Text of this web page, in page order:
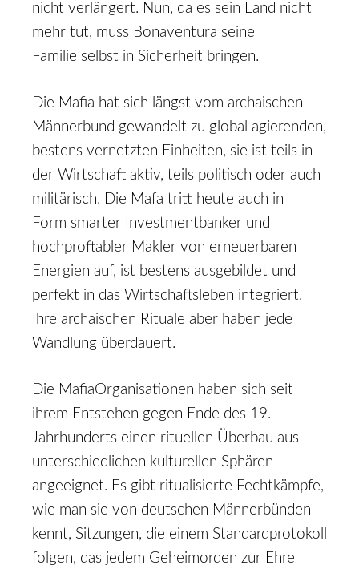
nicht verlängert. Nun, da es sein Land nicht
mehr tut, muss Bonaventura seine
Familie selbst in Sicherheit bringen.
Die Mafia hat sich längst vom archaischen
Männerbund gewandelt zu global agierenden,
bestens vernetzten Einheiten, sie ist teils in
der Wirtschaft aktiv, teils politisch oder auch
militärisch. Die Mafa tritt heute auch in
Form smarter Investmentbanker und
hochproftabler Makler von erneuerbaren
Energien auf, ist bestens ausgebildet und
perfekt in das Wirtschaftsleben integriert.
Ihre archaischen Rituale aber haben jede
Wandlung überdauert.
Die Mafia­Organisationen haben sich seit
ihrem Entstehen gegen Ende des 19.
Jahrhunderts einen rituellen Überbau aus
unterschiedlichen kulturellen Sphären
angeeignet. Es gibt ritualisierte Fechtkämpfe,
wie man sie von deutschen Männerbünden
kennt, Sitzungen, die einem Standardprotokoll
folgen, das jedem Geheimorden zur Ehre